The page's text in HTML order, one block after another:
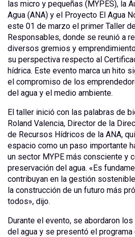
las micro y pequeñas (MYPES), la
Agua (ANA) y el Proyecto El Agua
este 01 de marzo el primer Taller
Responsables, donde se reunió a
diversos gremios y
su perspectiva respecto al
hídrica. Este evento marca un hito
el compromiso de los
del agua y el medio ambiente.
El taller inició con las palabras de
Roland Valencia, Director de la
de Recursos Hídricos de la ANA,
espacio como un paso importante
un sector MYPE más consciente y
preservación del agua. «Es
contribuyan en la gestión
la construcción de un futuro más
todos», dijo.
Durante el evento, se abordaron
del agua y se presentó el